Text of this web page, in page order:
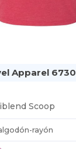
Apparel 6730
Scoop
rayón